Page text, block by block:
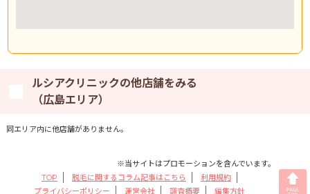
ルシアクリニックの他店舗をみる
（広島エリア）
同エリア内に他店舗がありません。
※当サイトはプロモーションを含んでいます。
TOP
脱毛に関するコラム記事はこちら
利用規約
プライバシーポリシー
運営会社 調査概要 編集方針